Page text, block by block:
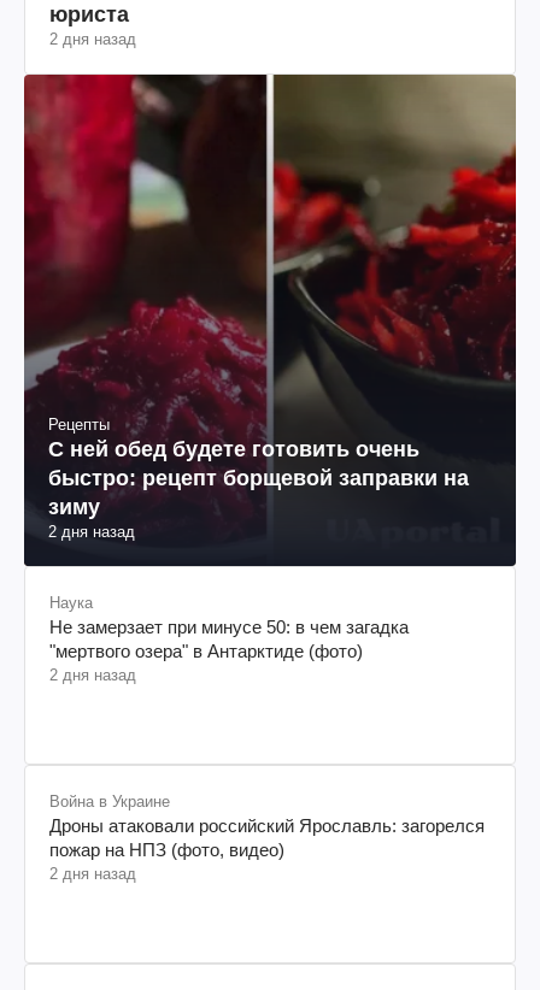
юриста
2 дня назад
Рецепты
С ней обед будете готовить очень
быстро: рецепт борщевой заправки на
зиму
2 дня назад
Наука
Не замерзает при минусе 50: в чем загадка
"мертвого озера" в Антарктиде (фото)
2 дня назад
Война в Украине
Дроны атаковали российский Ярославль: загорелся
пожар на НПЗ (фото, видео)
2 дня назад